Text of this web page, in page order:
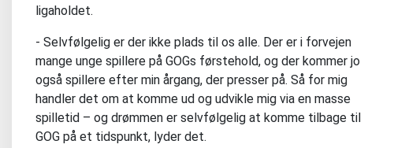
ligaholdet.
- Selvfølgelig er der ikke plads til os alle. Der er i forvejen
mange unge spillere på GOGs førstehold, og der kommer jo
også spillere efter min årgang, der presser på. Så for mig
handler det om at komme ud og udvikle mig via en masse
spilletid – og drømmen er selvfølgelig at komme tilbage til
GOG på et tidspunkt, lyder det.